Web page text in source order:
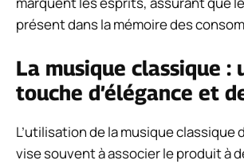
présent dans la mémoire des
La musique classique :
touche d’élégance et
L’utilisation de la musique classique
vise souvent à associer le produit à